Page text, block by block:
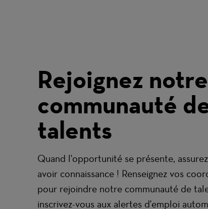
Rejoignez notre
communauté
talents
Quand l'opportunité se présente,
avoir connaissance ! Renseignez vos
pour rejoindre notre communauté de
inscrivez-vous aux alertes d'emploi